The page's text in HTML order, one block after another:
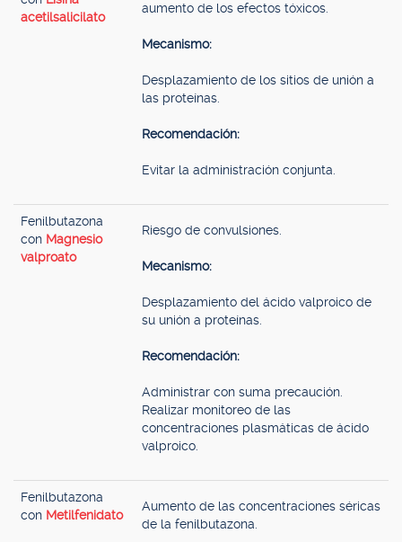
acetilsalicilato
aumento de los efectos tóxicos.
Mecanismo:
Desplazamiento de los sitios de unión a
las proteínas.
Recomendación:
Evitar la administración conjunta.
Fenilbutazona
con Magnesio
valproato
Riesgo de convulsiones.
Mecanismo:
Desplazamiento del ácido valproico de
su unión a proteínas.
Recomendación:
Administrar con suma precaución.
Realizar monitoreo de las
concentraciones plasmáticas de ácido
valproico.
Fenilbutazona
con Metilfenidato
Aumento de las concentraciones séricas
de la fenilbutazona.